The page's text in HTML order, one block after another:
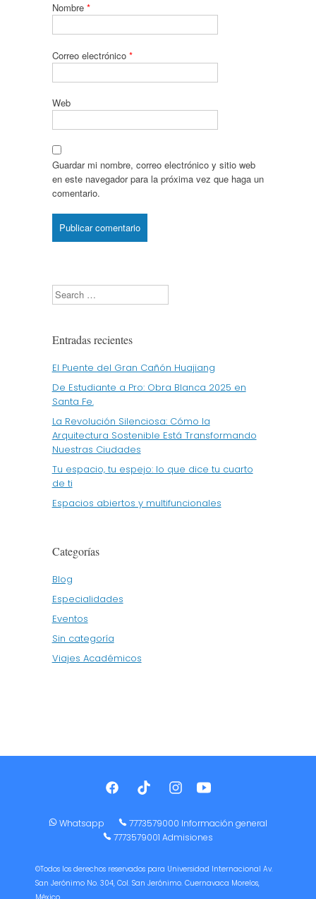
Nombre *
Correo electrónico *
Web
Guardar mi nombre, correo electrónico y sitio web
en este navegador para la próxima vez que haga un
comentario.
Search
Entradas recientes
El Puente del Gran Cañón Huajiang
De Estudiante a Pro: Obra Blanca 2025 en
Santa Fe.
La Revolución Silenciosa: Cómo la
Arquitectura Sostenible Está Transformando
Nuestras Ciudades
Tu espacio, tu espejo: lo que dice tu cuarto
de ti
Espacios abiertos y multifuncionales
Categorías
Blog
Especialidades
Eventos
Sin categoría
Viajes Académicos
Whatsapp
7773579000 Información general
7773579001 Admisiones
©Todos los derechos reservados para Universidad Internacional Av.
San Jerónimo No. 304, Col. San Jerónimo. Cuernavaca Morelos,